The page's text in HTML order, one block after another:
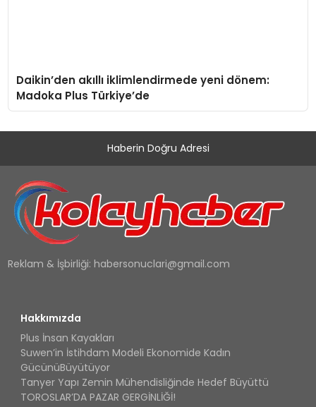
Daikin’den akıllı iklimlendirmede yeni dönem:
Madoka Plus Türkiye’de
Haberin Doğru Adresi
Reklam & İşbirliği: habersonuclari@gmail.com
Hakkımızda
Plus İnsan Kayakları
Suwen’in İstihdam Modeli Ekonomide Kadın
GücünüBüyütüyor
Tanyer Yapı Zemin Mühendisliğinde Hedef Büyüttü
TOROSLAR’DA PAZAR GERGİNLİĞİ!